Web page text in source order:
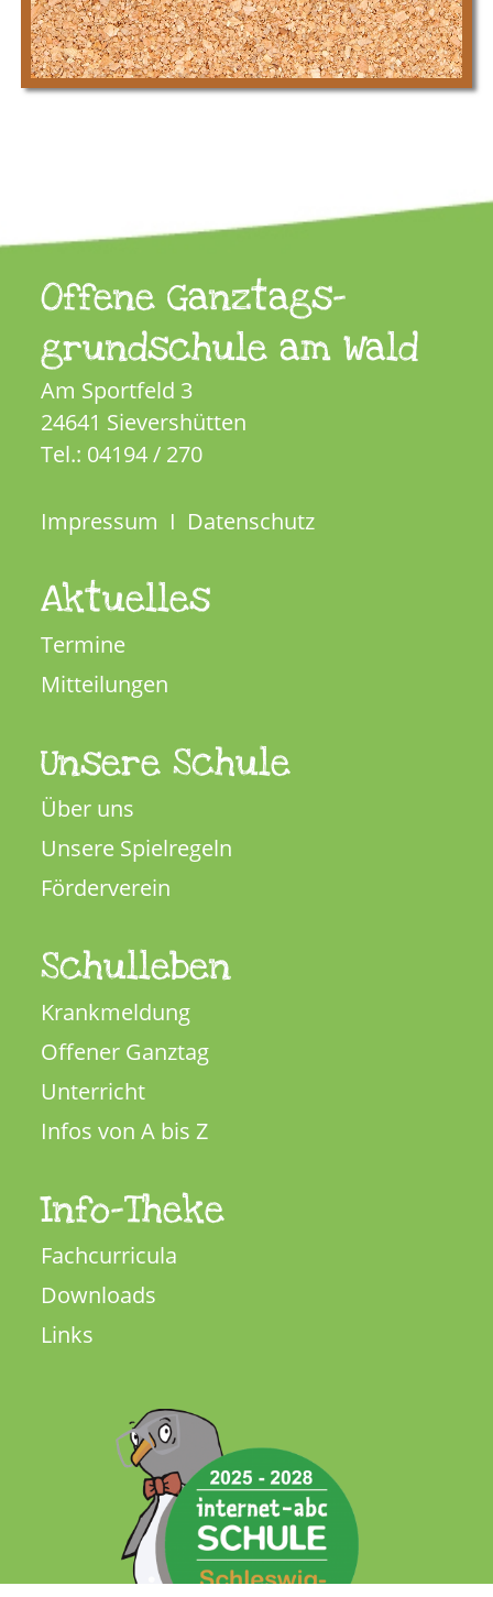
Offene Ganztags-
grundschule am Wald
Am Sportfeld 3
24641 Sievershütten
Tel.: 04194 / 270
Impressum I Datenschutz
Aktuelles
Termine
Mitteilungen
Unsere Schule
Über uns
Unsere Spielregeln
Förderverein
Schulleben
Krankmeldung
Offener Ganztag
Unterricht
Infos von A bis Z
Info-Theke
Fachcurricula
Downloads
Links